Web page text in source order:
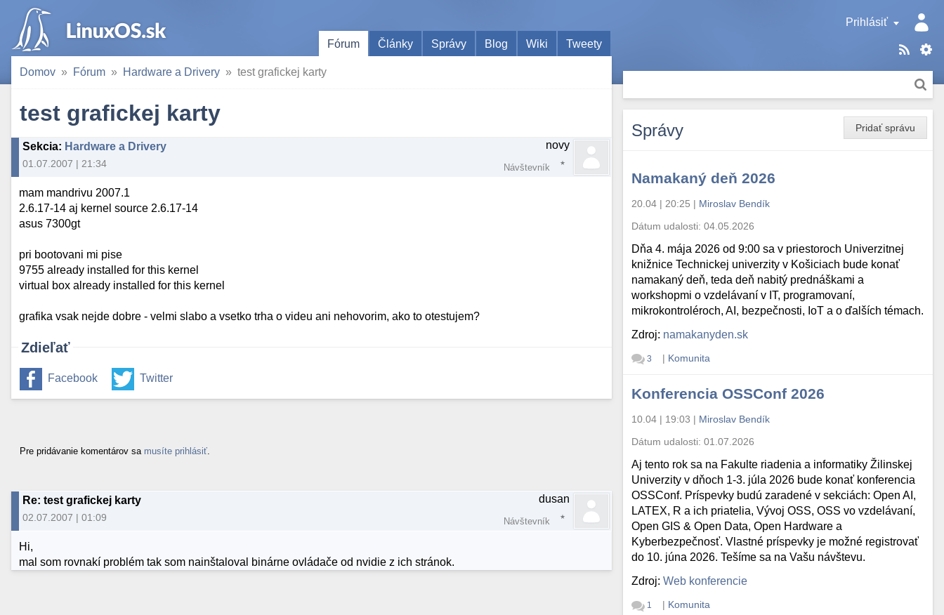
Prihlásiť
Fórum
Články Správy Blog Wiki Tweety
Domov Fórum Hardware a Drivery test grafickej karty
test grafickej karty
Sekcia: Hardware a Drivery
01.07.2007 | 21:34
novy
Návštevník
mam mandrivu 2007.1
2.6.17-14 aj kernel source 2.6.17-14
asus 7300gt
pri bootovani mi pise
9755 already installed for this kernel
virtual box already installed for this kernel
grafika vsak nejde dobre - velmi slabo a vsetko trha o videu ani nehovorim, ako to otestujem?
Zdieľať
Facebook Twitter
Pre pridávanie komentárov sa musíte prihlásiť
Re: test grafickej karty
02.07.2007 | 01:09
dusan
Návštevník
Hi,
mal som rovnakí problém tak som nainštaloval binárne ovládače od nvidie z ich stránok.
Pridať správu
Správy
Namakaný deň 2026
20.04 | 20:25 | Miroslav Bendík
Dátum udalosti:04.05.2026
Dňa 4. mája 2026 od 9:00 sa v priestoroch Univerzitnej
knižnice Technickej univerzity v Košiciach bude konať
namakaný deň, teda deň nabitý prednáškami a
workshopmi o vzdelávaní v IT, programovaní,
mikrokontroléroch, AI, bezpečnosti, IoT a o ďalších témach.
Zdroj: namakanyden.sk
3 | Komunita
Konferencia OSSConf 2026
10.04 | 19:03 | Miroslav Bendík
Dátum udalosti:01.07.2026
Aj tento rok sa na Fakulte riadenia a informatiky Žilinskej
Univerzity v dňoch 1-3. júla 2026 bude konať konferencia
OSSConf. Príspevky budú zaradené v sekciách: Open AI,
LATEX, R a ich priatelia, Vývoj OSS, OSS vo vzdelávaní,
Open GIS & Open Data, Open Hardware a
Kyberbezpečnosť. Vlastné príspevky je možné registrovať
do 10. júna 2026. Tešíme sa na Vašu návštevu.
Zdroj:Web konferencie
1 | Komunita